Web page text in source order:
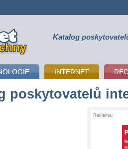
Katalog
INTERNET
poskytovatelů
Reklama: